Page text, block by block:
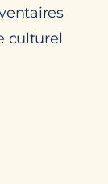
culturel